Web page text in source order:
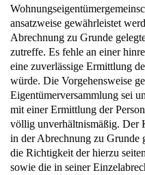
ansatzweise gewährleistet
Abrechnung zu Grunde
zutreffe. Es fehle an einer
eine zuverlässige Ermittlung
würde. Die Vorgehensweise
Eigentümerversammlung sei
mit einer Ermittlung der
völlig unverhältnismäßig. Der
in der Abrechnung zu Grunde
die Richtigkeit der hierzu
sowie die in seiner